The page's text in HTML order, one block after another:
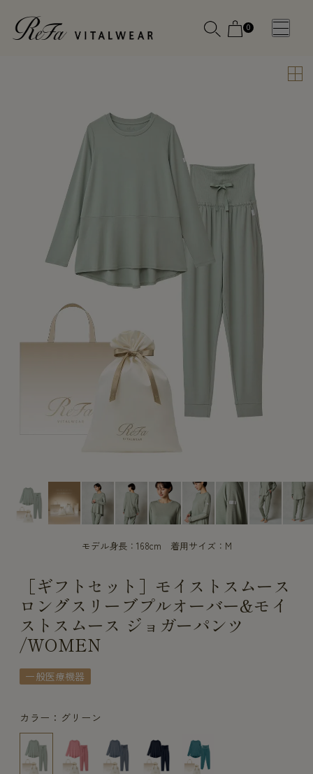
0
WOMEN
全ての商
SLEEP WEAR
アクセ
メディ
カル
ピロー
全ての商
SLEEP WEAR
アクセ
メディ
カル
ピロー
モデル身長：168cm 着用サイズ：M
［ギフトセット］モイストスムース
ロングスリーブプルオーバー&モイ
ストスムース ジョガーパンツ
/WOMEN
一般医療機器
カラー：グリーン